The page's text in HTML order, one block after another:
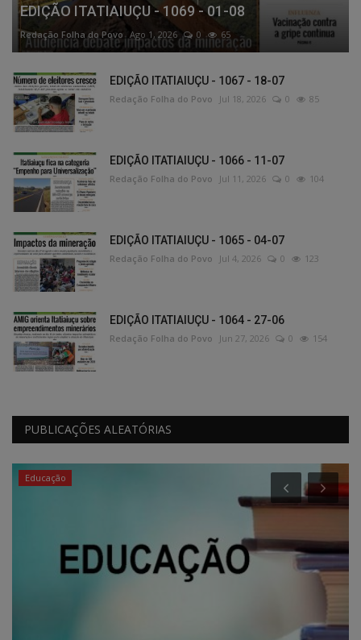
EDIÇÃO ITATIAIUÇU - 1069 - 01-08
Redação Folha do Povo Ago 1, 2026 0 65
EDIÇÃO ITATIAIUÇU - 1067 - 18-07
Redação Folha do Povo Jul 18, 2026 0 85
EDIÇÃO ITATIAIUÇU - 1066 - 11-07
Redação Folha do Povo Jul 11, 2026 0 104
EDIÇÃO ITATIAIUÇU - 1065 - 04-07
Redação Folha do Povo Jul 4, 2026 0 123
EDIÇÃO ITATIAIUÇU - 1064 - 27-06
Redação Folha do Povo Jun 27, 2026 0 154
PUBLICAÇÕES ALEATÓRIAS
Educação